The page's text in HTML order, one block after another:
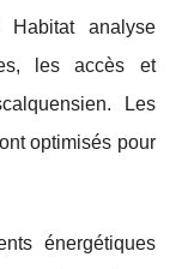
Habitat analyse
les accès et
Les
optimisés pour
énergétiques